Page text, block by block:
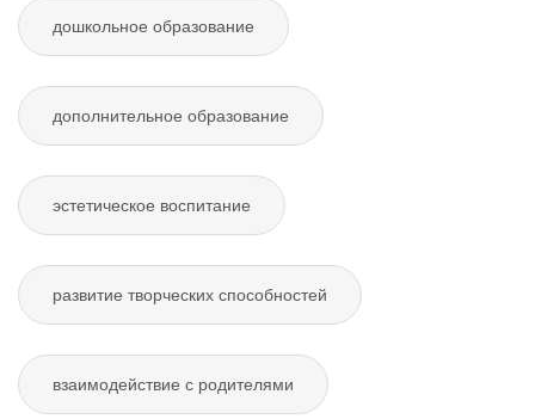
дошкольное образование
дополнительное образование
эстетическое воспитание
развитие творческих способностей
взаимодействие с родителями